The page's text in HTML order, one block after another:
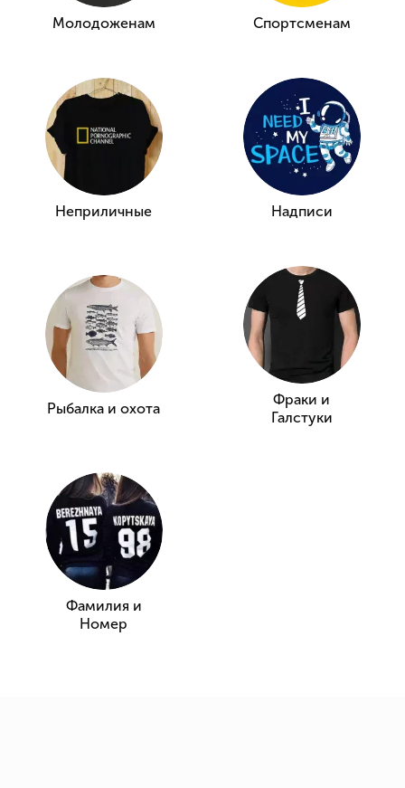
Молодоженам Спортсменам
Неприличные Надписи
Рыбалка и охота
Фраки и
Галстуки
Фамилия и
Номер